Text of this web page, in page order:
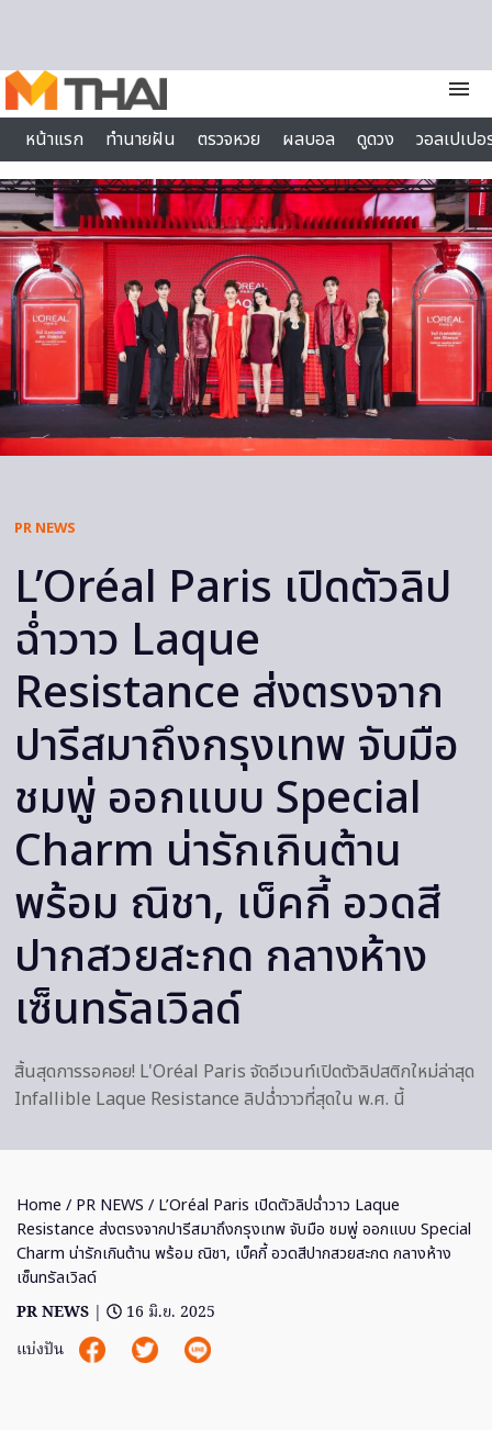
menu
หน้าแรก
ทำนายฝัน ตรวจหวย ผลบอล ดูดวง
วอลเปเป
ไลฟ์สไตล์
PR NEWS
L’Oréal Paris เปิดตัวลิป
ฉ่ำวาว Laque
Resistance ส่งตรงจาก
ปารีสมาถึงกรุงเทพ จับมือ
ชมพู่ ออกแบบ Special
Charm น่ารักเกินต้าน
พร้อม ณิชา, เบ็คกี้ อวดสี
ปากสวยสะกด กลางห้าง
เซ็นทรัลเวิลด์
สิ้นสุดการรอคอย! L'Oréal Paris จัดอีเวนท์เปิดตัวลิปสติกใหม่ล่าสุด
Infallible Laque Resistance ลิปฉ่ำวาวที่สุดใน พ.ศ. นี้
Home / PR NEWS / L’Oréal Paris เปิดตัวลิปฉ่ำวาว Laque
Resistance ส่งตรงจากปารีสมาถึงกรุงเทพ จับมือ ชมพู่ ออกแบบ Special
Charm น่ารักเกินต้าน พร้อม ณิชา, เบ็คกี้ อวดสีปากสวยสะกด กลางห้าง
เซ็นทรัลเวิลด์
PR NEWS |
16 มิ.ย. 2025
แบ่งปัน